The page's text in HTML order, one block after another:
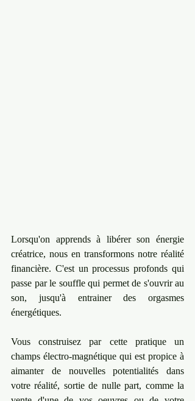
Lorsqu'on apprends à libérer son énergie
créatrice, nous en transformons notre réalité
financière. C'est un processus profonds qui
passe par le souffle qui permet de s'ouvrir au
son, jusqu'à entrainer des orgasmes
énergétiques.
Vous construisez par cette pratique un
champs électro-magnétique qui est propice à
aimanter de nouvelles potentialités dans
votre réalité, sortie de nulle part, comme la